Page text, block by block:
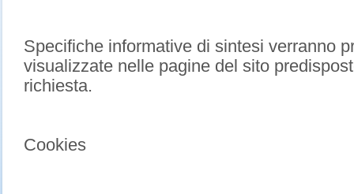
Specifiche informative di sintesi verranno
visualizzate nelle pagine del sito
richiesta.
Cookies